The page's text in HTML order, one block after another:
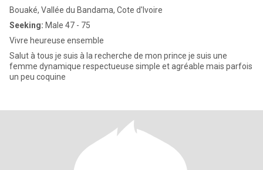
Bouaké, Vallée du Bandama, Cote d'Ivoire
Seeking: Male 47 - 75
Vivre heureuse ensemble
Salut à tous je suis à la recherche de mon prince je suis une
femme dynamique respectueuse simple et agréable mais parfois
un peu coquine